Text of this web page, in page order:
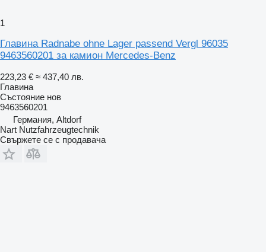
1
Главина Radnabe ohne Lager passend Vergl 96035
9463560201 за камион Mercedes-Benz
223,23 € ≈ 437,40 лв.
Главина
Състояние нов
9463560201
Германия, Altdorf
Nart Nutzfahrzeugtechnik
Свържете се с продавача